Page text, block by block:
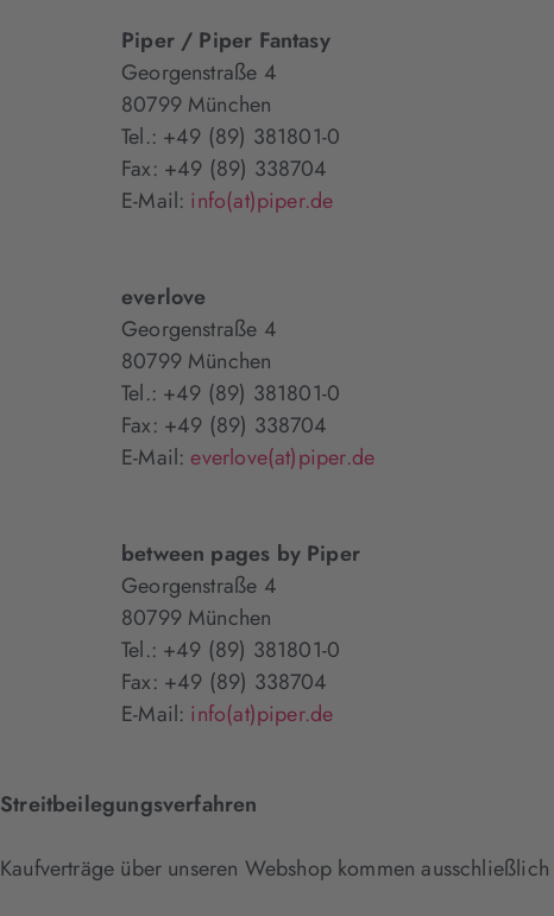
Piper / Piper Fantasy
Georgenstraße 4
80799 München
Tel.: +49 (89) 381801-0
Fax: +49 (89) 338704
E-Mail: info(at)piper.de
everlove
Georgenstraße 4
80799 München
Tel.: +49 (89) 381801-0
Fax: +49 (89) 338704
E-Mail:everlove(at)piper.de
between pages by Piper
Georgenstraße 4
80799 München
Tel.: +49 (89) 381801-0
Fax: +49 (89) 338704
E-Mail: info(at)piper.de
Streitbeilegungsverfahren
Kaufverträge über unseren Webshop kommen